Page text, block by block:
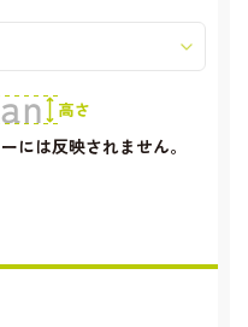
には反映されません。